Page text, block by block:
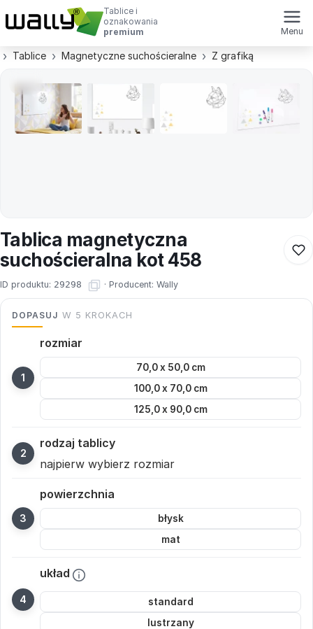
Tablice i
oznakowania
premium
Menu
Tablice Magnetyczne suchościeralne Z grafiką
Tablica magnetyczna
suchościeralna kot 458
ID produktu: 29298 · Producent: Wally
DOPASUJ W 5 KROKACH
rozmiar
70,0 x 50,0 cm
100,0 x 70,0 cm
125,0 x 90,0 cm
rodzaj tablicy
najpierw wybierz rozmiar
powierzchnia
błysk
mat
układ
standard
lustrzany